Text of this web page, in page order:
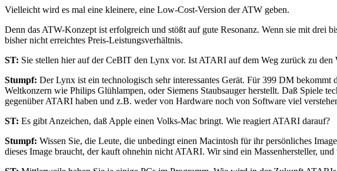
Vielleicht wird es mal eine kleinere, eine Low-Cost-Version der ATW geben.
Denn das ATW-Konzept ist erfolgreich und stößt auf gute Resonanz. Wenn sie mit drei
bisher nicht erreichtes Preis-Leistungsverhältnis.
ST: Sie stellen hier auf der CeBIT den Lynx vor. Ist ATARI auf dem Weg zurück zu den
Stumpf: Der Lynx ist ein technologisch sehr interessantes Gerät. Für 399 DM
Weltkonzern wie Philips Glühlampen, oder Siemens Staubsauger herstellt. Daß Spiele
gegenüber ATARI haben und z.B. weder von Hardware noch von Software viel
ST: Es gibt Anzeichen, daß Apple einen Volks-Mac bringt. Wie reagiert ATARI darauf?
Stumpf: Wissen Sie, die Leute, die unbedingt einen Macintosh für ihr persönliches
dieses Image braucht, der kauft ohnehin nicht ATARI. Wir sind ein Massenhersteller,